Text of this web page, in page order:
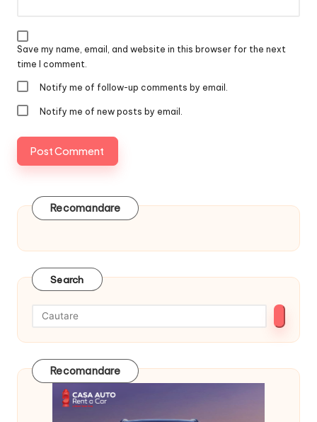
Save my name, email, and website in this browser for the next
time I comment.
Notify me of follow-up comments by email.
Notify me of new posts by email.
Recomandare
Search
Recomandare